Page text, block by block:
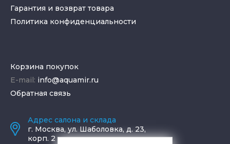
Гарантия и возврат товара
Политика конфиденциальности
Корзина покупок
E-mail: info@aquamir.ru
Обратная связь
Адрес салона и склада
г. Москва,ул. Шаболовка, д. 23,
корп. 2